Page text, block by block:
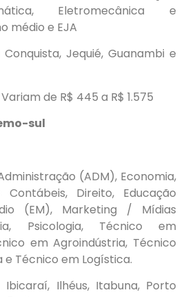
Eletromecânica e
médio e EJA
Jequié, Guanambi e
de R$ 445 a R$ 1.575
sul
(ADM), Economia,
Contábeis, Direito, Educação
(EM), Marketing / Mídias
Psicologia, Técnico em
em Agroindústria, Técnico
Técnico em Logística.
Ibicaraí, Ilhéus, Itabuna, Porto